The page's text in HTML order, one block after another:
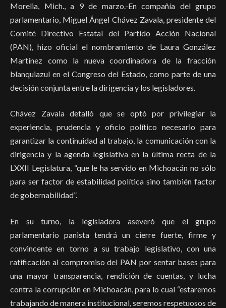
Morelia, Mich., a 9 de marzo.-En compañía del grupo
parlamentario, Miguel Ángel Chávez Zavala, presidente del
Comité Directivo Estatal del Partido Acción Nacional
(PAN), hizo oficial el nombramiento de Laura González
Martínez como la nueva coordinadora de la fracción
blanquiazul en el Congreso del Estado, como parte de una
decisión conjunta entre la dirigencia y los legisladores.
Chávez Zavala detalló que se optó por privilegiar la
experiencia, prudencia y oficio político necesario para
garantizar la continuidad al trabajo, la comunicación con la
dirigencia y la agenda legislativa en la última recta de la
LXXII Legislatura, “que le ha servido en Michoacán no sólo
para ser factor de estabilidad política sino también factor
de gobernabilidad”.
En su turno, la legisladora aseveró que el grupo
parlamentario panista tendrá un cierre fuerte, firme y
convincente en torno a su trabajo legislativo, con una
ratificación al compromiso del PAN por sentar bases para
una mayor transparencia, rendición de cuentas, y lucha
contra la corrupción en Michoacán, para lo cual “estaremos
trabajando de manera institucional, seremos respetuosos de